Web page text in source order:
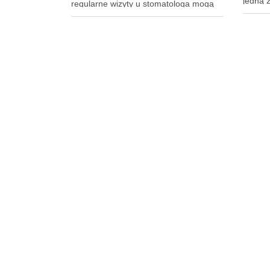
regularne wizyty u stomatologa mogą
uratować nie tylko twoje zęby, ale